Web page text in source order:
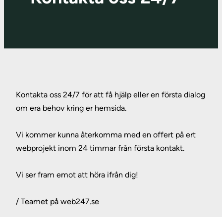
Kontakta oss 24/7 för att få hjälp eller en första dialog
om era behov kring er hemsida.
Vi kommer kunna återkomma med en offert på ert
webprojekt inom 24 timmar från första kontakt.
Vi ser fram emot att höra ifrån dig!
/ Teamet på web247.se